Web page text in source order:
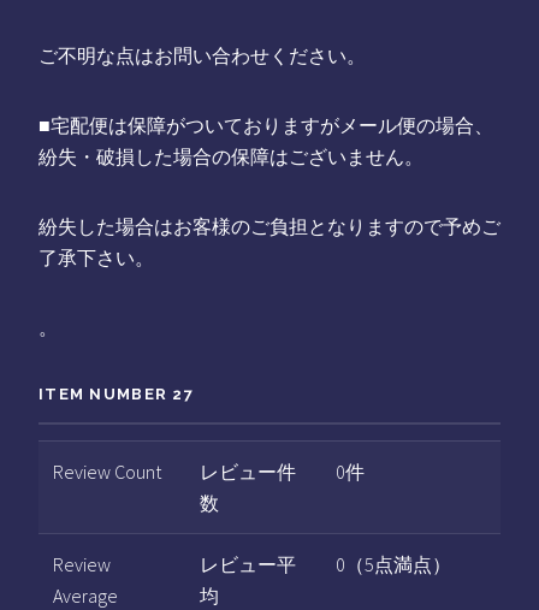
ご不明な点はお問い合わせください。
■宅配便は保障がついておりますがメール便の場合、
紛失・破損した場合の保障はございません。
紛失した場合はお客様のご負担となりますので予めご
了承下さい。
。
ITEM NUMBER 27
Review Count
レビュー件
数
0件
Review
Average
レビュー平
均
0（5点満点）